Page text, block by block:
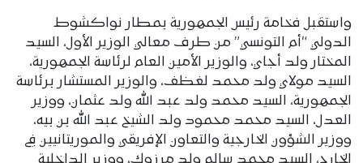
واستقبل فخامة رئيس الجمهورية بمطار نواكشوط
الدولي “أم التونسي” من طرف معالي الوزير الأول، السيد
المختار ولد أجاي، والوزير الأمين العام لرئاسة الجمهورية،
السيد مولاي ولد محمد لغظف، والوزير المستشار برئاسة
الجمهورية، السيد محمد ولد عبد الله ولد عثمان، ووزير
العدل، السيد محمد محمود ولد الشيخ عبد الله بن بيه،
ووزير الشؤون الخارجية والتعاون الإفريقي والموريتانيين في
الخارج، السيد محمد سالم ولد مرزوك، ووزير الداخلية